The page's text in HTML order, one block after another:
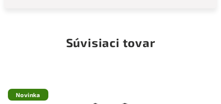
Súvisiaci tovar
Novinka